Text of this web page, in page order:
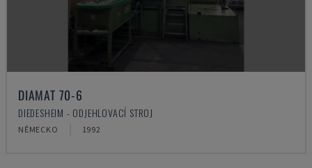
DIAMAT 70-6
DIEDESHEIM - ODJEHLOVACÍ STROJ
NĚMECKO 1992